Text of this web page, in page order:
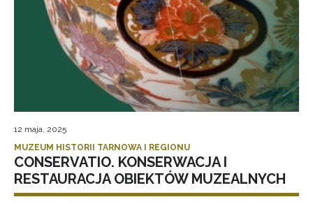
12 maja, 2025
MUZEUM HISTORII TARNOWA I REGIONU
CONSERVATIO. KONSERWACJA I
RESTAURACJA OBIEKTÓW MUZEALNYCH